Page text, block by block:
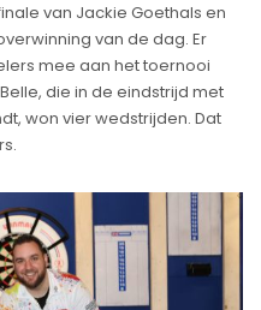
van Jackie Goethals en
van de dag. Er
mee aan het toernooi
die in de eindstrijd met
won vier wedstrijden. Dat